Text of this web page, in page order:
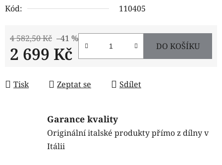
Kód:
110405
4 582,50 Kč –41 %
2 699 Kč DO KOŠÍKU
Tisk Zeptat se Sdílet
Garance kvality
Originální italské produkty přímo z dílny v
Itálii